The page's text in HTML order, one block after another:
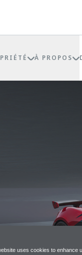
À PROPOS
uses cookies to enhance